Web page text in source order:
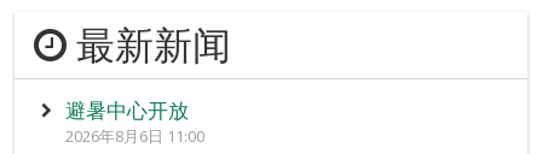
最新新闻
避暑中心开放
2026年8月6日 11:00